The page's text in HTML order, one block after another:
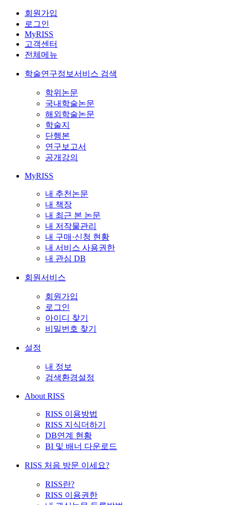
회원가입
로그인
MyRISS
고객센터
전체메뉴
학술연구정보서비스 검색
학위논문
국내학술논문
해외학술논문
학술지
단행본
연구보고서
공개강의
MyRISS
내 추천논문
내 책장
내 최근 본 논문
내 저작물관리
내 구매·신청 현황
내 서비스 사용권한
내 관심 DB
회원서비스
회원가입
로그인
아이디 찾기
비밀번호 찾기
설정
내 정보
검색환경설정
About RISS
RISS 이용방법
RISS 지식더하기
DB연계 현황
BI 및 배너 다운로드
RISS 처음 방문 이세요?
RISS란?
RISS 이용권한